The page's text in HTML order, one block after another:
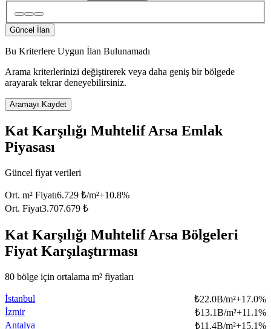
Güncel İlan
Bu Kriterlere Uygun İlan Bulunamadı
Arama kriterlerinizi değiştirerek veya daha geniş bir bölgede
arayarak tekrar deneyebilirsiniz.
Aramayı Kaydet
Kat Karşılığı Muhtelif Arsa Emlak
Piyasası
Güncel fiyat verileri
Ort. m² Fiyatı6.729 ₺/m²+10.8%
Ort. Fiyat3.707.679 ₺
Kat Karşılığı Muhtelif Arsa Bölgeleri
Fiyat Karşılaştırması
80 bölge için ortalama m² fiyatları
İstanbul ₺22.0B/m²+17.0%
İzmir
₺13.1B/m²+11.1%
Antalya
₺11.4B/m²+15.1%